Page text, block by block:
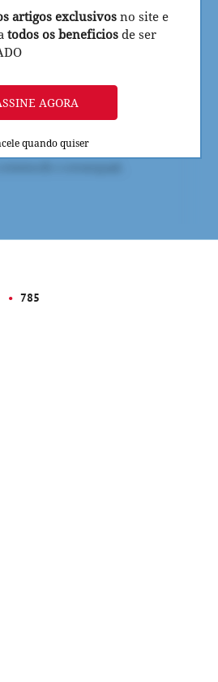
artigos exclusivos no site e
todos os beneficios de ser
AGORA
quando quiser
785